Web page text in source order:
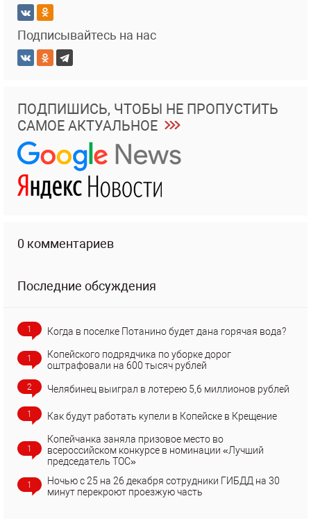
Подписывайтесь на нас
ПОДПИШИСЬ, ЧТОБЫ НЕ ПРОПУСТИТЬ
САМОЕ АКТУАЛЬНОЕ
0 комментариев
Последние обсуждения
1 Когда в поселке Потанино будет дана горячая вода?
1
Копейского подрядчика по уборке дорог
оштрафовали на 600 тысяч рублей
2 Челябинец выиграл в лотерею 5,6 миллионов рублей
1 Как будут работать купели в Копейске в Крещение
1
Копейчанка заняла призовое место во
всероссийском конкурсе в номинации «Лучший
председатель ТОС»
1
Ночью с 25 на 26 декабря сотрудники ГИБДД на 30
минут перекроют проезжую часть